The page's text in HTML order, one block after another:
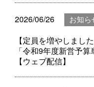
2026/06/26 お知ら
【定員を増やしました
「令和9年度新営予
【ウェブ配信】